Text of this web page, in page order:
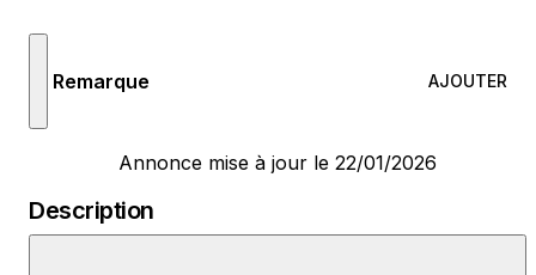
Remarque AJOUTER
Annonce mise à jour le 22/01/2026
Description